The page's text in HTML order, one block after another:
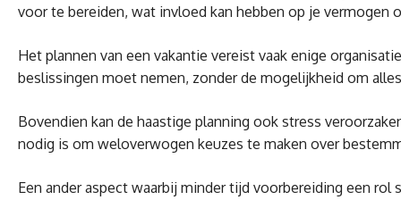
voor te bereiden, wat invloed kan hebben op je vermogen
Het plannen van een vakantie vereist vaak enige
beslissingen moet nemen, zonder de mogelijkheid om
Bovendien kan de haastige planning ook stress
nodig is om weloverwogen keuzes te maken over
Een ander aspect waarbij minder tijd voorbereiding een